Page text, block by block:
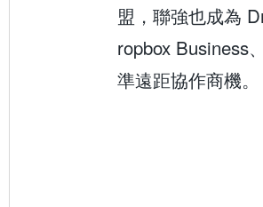
盟，聯強也成為
ropbox Business
準遠距協作商機。